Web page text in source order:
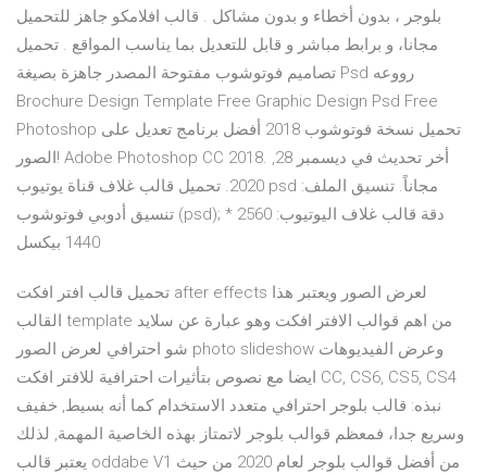
بلوجر ، بدون أخطاء و بدون مشاكل . قالب افلامكو جاهز للتحميل
مجانا، و برابط مباشر و قابل للتعديل بما يناسب المواقع . تحميل
تصاميم فوتوشوب مفتوحة المصدر جاهزة بصيغة Psd رووعه
Brochure Design Template Free Graphic Design Psd Free
Photoshop تحميل نسخة فوتوشوب 2018 أفضل برنامج تعديل على
الصور! Adobe Photoshop CC 2018. أخر تحديث في ديسمبر 28,
2020. تحميل قالب غلاف قناة يوتيوب psd مجاناً. تنسيق الملف:
تنسيق أدوبي فوتوشوب (psd); دقة قالب غلاف اليوتيوب: 2560 *
1440 بيكسل
تحميل قالب افتر افكت after effects لعرض الصور ويعتبر هذا
القالب template من اهم قوالب الافتر افكت وهو عبارة عن سلايد
شو احترافي لعرض الصور photo slideshow وعرض الفيديوهات
ايضا مع نصوص بتأثيرات احترافية للافتر افكت CC, CS6, CS5, CS4
نبذه: قالب بلوجر احترافي متعدد الاستخدام كما أنه بسيط, خفيف
وسريع جدا، فمعظم قوالب بلوجر لاتمتاز بهذه الخاصية المهمة, لذلك
يعتبر قالب oddabe V1 من أفضل قوالب بلوجر لعام 2020 من حيث